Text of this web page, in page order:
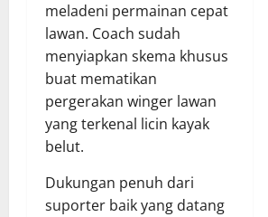
meladeni permainan cepat
lawan. Coach sudah
menyiapkan skema khusus
buat mematikan
pergerakan winger lawan
yang terkenal licin kayak
belut.
Dukungan penuh dari
suporter baik yang datang